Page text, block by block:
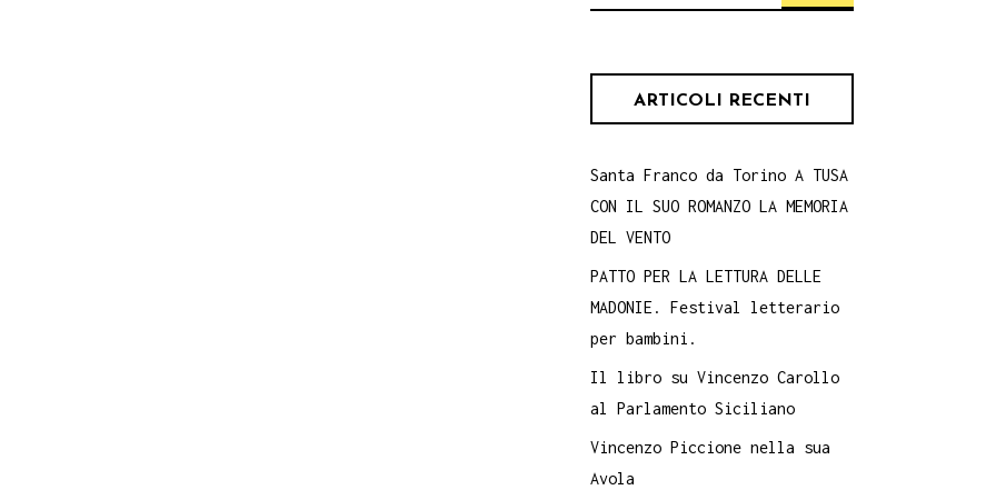
ARTICOLI RECENTI
Santa Franco da Torino A TUSA
CON IL SUO ROMANZO LA MEMORIA
DEL VENTO
PATTO PER LA LETTURA DELLE
MADONIE. Festival letterario
per bambini.
Il libro su Vincenzo Carollo
al Parlamento Siciliano
Vincenzo Piccione nella sua
Avola